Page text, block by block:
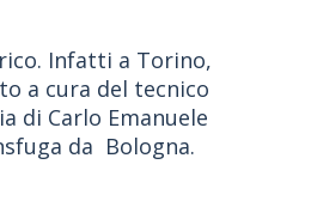
Infatti a Torino,
a cura del tecnico
di Carlo Emanuele
da Bologna.